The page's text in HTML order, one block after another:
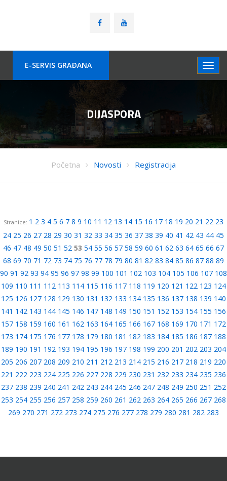
E-SERVIS GRAÐANA
DIJASPORA
Početna Novosti Registracija
Stranice: 1 2 3 4 5 6 7 8 9 10 11 12 13 14 15 16 17 18 19 20 21 22 23
24 25 26 27 28 29 30 31 32 33 34 35 36 37 38 39 40 41 42 43 44 45
46 47 48 49 50 51 52 53 54 55 56 57 58 59 60 61 62 63 64 65 66 67
68 69 70 71 72 73 74 75 76 77 78 79 80 81 82 83 84 85 86 87 88 89
90 91 92 93 94 95 96 97 98 99 100 101 102 103 104 105 106 107 108
109 110 111 112 113 114 115 116 117 118 119 120 121 122 123 124
125 126 127 128 129 130 131 132 133 134 135 136 137 138 139 140
141 142 143 144 145 146 147 148 149 150 151 152 153 154 155 156
157 158 159 160 161 162 163 164 165 166 167 168 169 170 171 172
173 174 175 176 177 178 179 180 181 182 183 184 185 186 187 188
189 190 191 192 193 194 195 196 197 198 199 200 201 202 203 204
205 206 207 208 209 210 211 212 213 214 215 216 217 218 219 220
221 222 223 224 225 226 227 228 229 230 231 232 233 234 235 236
237 238 239 240 241 242 243 244 245 246 247 248 249 250 251 252
253 254 255 256 257 258 259 260 261 262 263 264 265 266 267 268
269 270 271 272 273 274 275 276 277 278 279 280 281 282 283